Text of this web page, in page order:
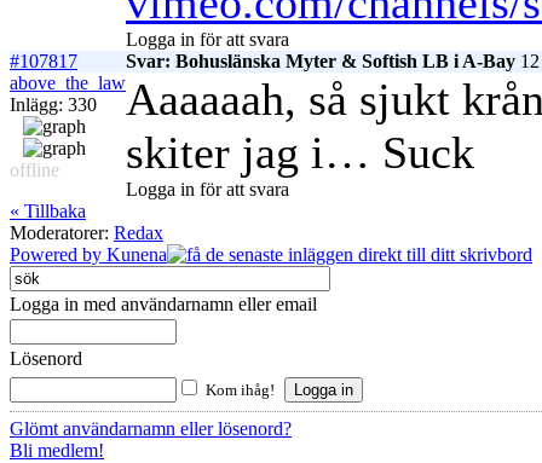
Logga in för att svara
#107817
Svar: Bohuslänska Myter & Softish LB i A-Bay
above_the_law
Inlägg: 330
offline
Aaaaaah, så sjukt
skiter jag i… Suck
Logga in för att svara
« Tillbaka
Moderatorer: Redax
Powered by Kunena
Logga in med användarnamn eller email
Lösenord
Kom ihåg!
Glömt användarnamn eller lösenord?
Bli medlem!